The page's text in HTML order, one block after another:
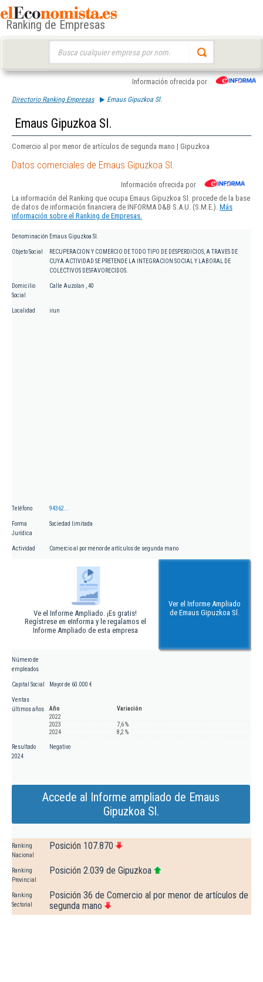
Ranking de Empresas
Información ofrecida por
Directorio Ranking Empresas Emaus Gipuzkoa Sl.
Emaus Gipuzkoa Sl.
Comercio al por menor de artículos de segunda mano | Gipuzkoa
Datos comerciales de Emaus Gipuzkoa Sl.
Información ofrecida por
La información del Ranking que ocupa Emaus Gipuzkoa Sl. procede de la base
de datos de información financiera de INFORMA D&B S.A.U. (S.M.E.). Más
información sobre el Ranking de Empresas.
Denominación Emaus Gipuzkoa Sl.
Objeto Social
RECUPERACION Y COMERCIO DE TODO TIPO DE DESPERDICIOS, A TRAVES DE
CUYA ACTIVIDAD SE PRETENDE LA INTEGRACION SOCIAL Y LABORAL DE
COLECTIVOS DESFAVORECIDOS.
Domicilio
Social
Calle Auzolan , 40
Localidad irun
Teléfono 94362...
Forma
Jurídica
Sociedad limitada
Actividad Comercio al por menor de artículos de segunda mano
Ve el Informe Ampliado. ¡Es gratis!
Regístrese en eInforma y le regalamos el
Informe Ampliado de esta empresa
Ver el Informe Ampliado
de Emaus Gipuzkoa Sl.
Número de
empleados
Capital Social Mayor de 60.000 €
Ventas
últimos años
Año
Variación
2022
2023
7,6 %
2024
8,2 %
Resultado
2024
Negativo
Accede al Informe ampliado de Emaus
Gipuzkoa Sl.
Ranking
Nacional
Posición 107.870
Ranking
Provincial
Posición 2.039 de Gipuzkoa
Ranking
Sectorial
Posición 36 de Comercio al por menor de artículos de
segunda mano